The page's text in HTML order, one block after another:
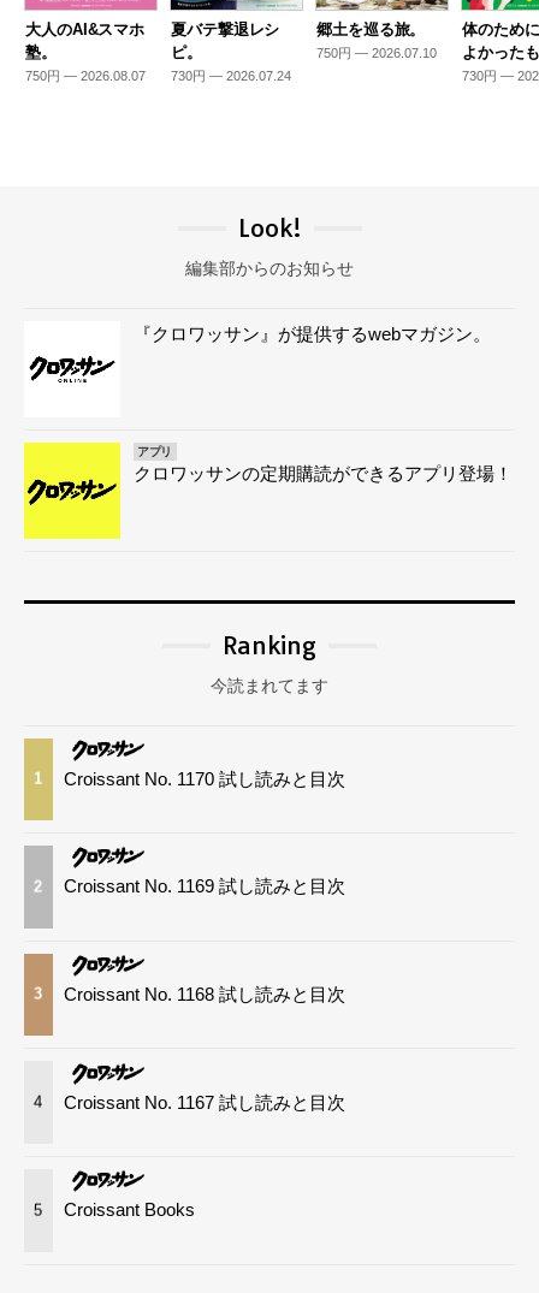
大人のAI&スマホ
塾。
750円 — 2026.08.07
夏バテ撃退レシ
ピ。
730円 — 2026.07.24
郷土を巡る旅。
750円 — 2026.07.10
体のため
よかった
730円 —
Look!
編集部からのお知らせ
『クロワッサン』が提供するwebマガジン。
アプリ
クロワッサンの定期購読ができるアプリ登場！
Ranking
今読まれてます
1 Croissant No. 1170 試し読みと目次
2 Croissant No. 1169 試し読みと目次
3 Croissant No. 1168 試し読みと目次
4 Croissant No. 1167 試し読みと目次
5 Croissant Books